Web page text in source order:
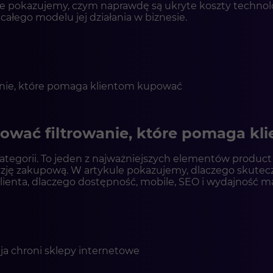
czym naprawdę są ukryte koszty
modelu jej działania w biznesie.
filtrowanie, które pomaga
To jeden z najważniejszych elementów
zakupową. W artykule pokazujemy, dlaczego
dlaczego dostępność, mobile, SEO i wydajność